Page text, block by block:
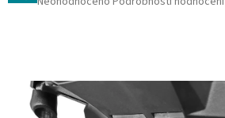
5
hvězdiček.